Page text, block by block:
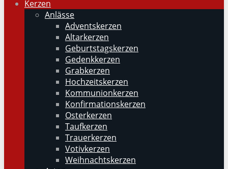
Kerzen
Anlässe
Adventskerzen
Altarkerzen
Geburtstagskerzen
Gedenkkerzen
Grabkerzen
Hochzeitskerzen
Kommunionkerzen
Konfirmationskerzen
Osterkerzen
Taufkerzen
Trauerkerzen
Votivkerzen
Weihnachtskerzen